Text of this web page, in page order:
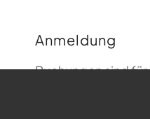
Anmeldung
Buchungen sind